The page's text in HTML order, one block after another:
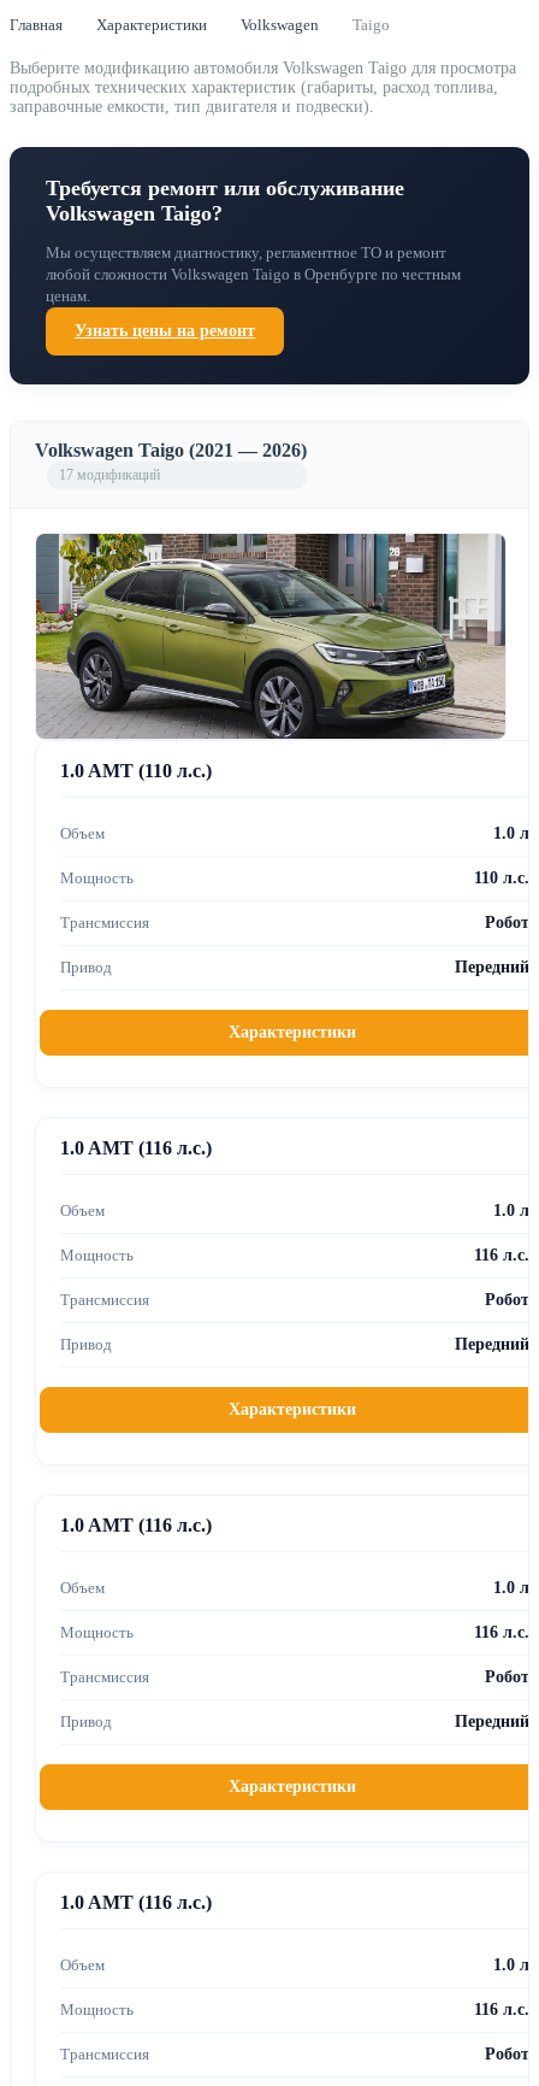
Главная Характеристики Volkswagen Taigo
Выберите модификацию автомобиля Volkswagen Taigo для просмотра
подробных технических характеристик (габариты, расход топлива,
заправочные емкости, тип двигателя и подвески).
Требуется ремонт или обслуживание
Volkswagen Taigo?
Мы осуществляем диагностику, регламентное ТО и ремонт
любой сложности Volkswagen Taigo в Оренбурге по честным
ценам.
Узнать цены на ремонт
Volkswagen Taigo (2021 — 2026)
17 модификаций
1.0 AMT (110 л.с.)
1.0 л
110 л.с.
Робот
Передний
Характеристики
1.0 AMT (116 л.с.)
1.0 л
116 л.с.
Робот
Передний
Характеристики
1.0 AMT (116 л.с.)
1.0 л
116 л.с.
Робот
Передний
Характеристики
1.0 AMT (116 л.с.)
1.0 л
116 л.с.
Робот